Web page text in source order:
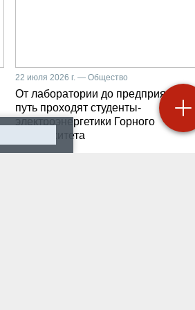
22 июля 2026 г. — Общество
От лаборатории до предприятия:
путь проходят студенты-
электроэнергетики Горного
университета